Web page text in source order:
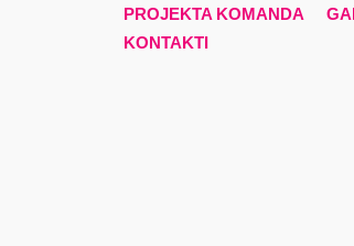
PROJEKTA KOMANDA
KONTAKTI